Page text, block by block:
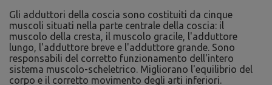
Gli adduttori della coscia sono costituiti da cinque
muscoli situati nella parte centrale della coscia: il
muscolo della cresta, il muscolo gracile, l'adduttore
lungo, l'adduttore breve e l'adduttore grande. Sono
responsabili del corretto funzionamento dell'intero
sistema muscolo-scheletrico. Migliorano l'equilibrio del
corpo e il corretto movimento degli arti inferiori.